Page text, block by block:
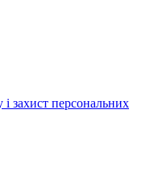
захист персональних